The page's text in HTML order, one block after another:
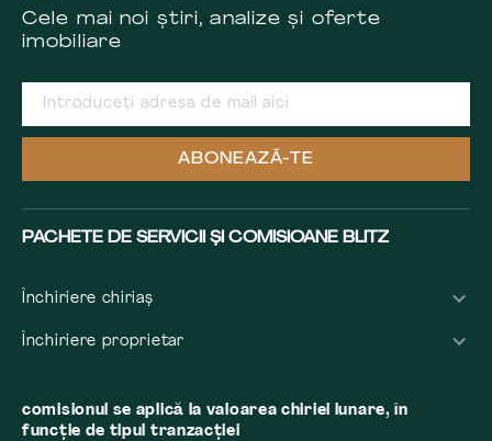
Cele mai noi știri, analize și oferte
imobiliare
ABONEAZĂ-TE
PACHETE DE SERVICII ȘI COMISIOANE BLITZ
Închiriere chiriaș
Închiriere proprietar
comisionul se aplică la valoarea chiriei lunare, în
funcție de tipul tranzacției